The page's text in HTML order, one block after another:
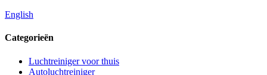
English
Categorieën
Luchtreiniger voor thuis
Autoluchtreiniger